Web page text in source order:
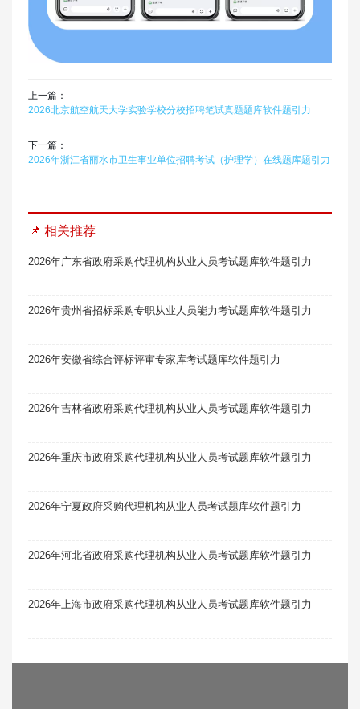
上一篇：
2026北京航空航天大学实验学校分校招聘笔试真题题库软件题引力
下一篇：
2026年浙江省丽水市卫生事业单位招聘考试（护理学）在线题库题引力
📌 相关推荐
2026年广东省政府采购代理机构从业人员考试题库软件题引力
2026年贵州省招标采购专职从业人员能力考试题库软件题引力
2026年安徽省综合评标评审专家库考试题库软件题引力
2026年吉林省政府采购代理机构从业人员考试题库软件题引力
2026年重庆市政府采购代理机构从业人员考试题库软件题引力
2026年宁夏政府采购代理机构从业人员考试题库软件题引力
2026年河北省政府采购代理机构从业人员考试题库软件题引力
2026年上海市政府采购代理机构从业人员考试题库软件题引力